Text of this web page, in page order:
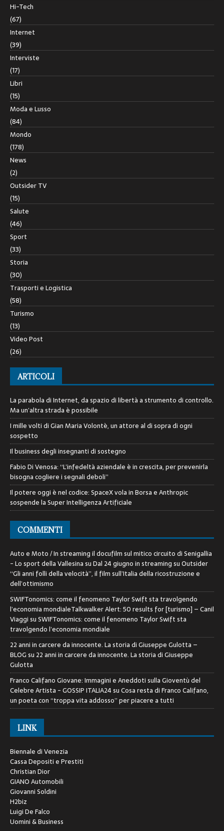
Hi-Tech
(67)
Internet
(39)
Interviste
(17)
Libri
(15)
Moda e Lusso
(84)
Mondo
(178)
News
(2)
Outsider TV
(15)
Salute
(46)
Sport
(33)
Storia
(30)
Trasporti e Logistica
(58)
Turismo
(13)
Video Post
(26)
ARTICOLI
La parabola di Internet, da spazio di libertà a strumento di controllo.
Ma un’altra strada è possibile
I mille volti di Gian Maria Volontè, un attore al di sopra di ogni
sospetto
Il business degli insegnanti di sostegno
Fabio Di Venosa: “L’infedeltà aziendale è in crescita, per prevenirla
bisogna cogliere i segnali deboli”
Il potere oggi è nel codice: SpaceX vola in Borsa e Anthropic
sospende la Super Intelligenza Artificiale
COMMENTI
Auto e Moto / In streaming il docufilm sul mitico circuito di Senigallia
- Lo sport della VallesinasuDal 24 giugno in streaming su Outsider
“Gli anni folli della velocità”, il film sull’Italia della ricostruzione e
dell’ottimismo
SWIFTonomics: come il fenomeno Taylor Swift sta travolgendo
l’economia mondialeTalkwalker Alert: 50 results for [turismo] – Canil
ViaggisuSWIFTonomics: come il fenomeno Taylor Swift sta
travolgendo l’economia mondiale
22 anni in carcere da innocente. La storia di Giuseppe Gulotta –
BLOGsu 22 anni in carcere da innocente. La storia di Giuseppe
Gulotta
Franco Califano Giovane: Immagini e Aneddoti sulla Gioventù del
Celebre Artista - GOSSIP ITALIA24suCosa resta di Franco Califano,
un poeta con “troppa vita addosso” per piacere a tutti
LINK
Biennale di Venezia
Cassa Depositi e Prestiti
Christian Dior
GIANO Automobili
Giovanni Soldini
H2biz
Luigi De Falco
Uomini & Business